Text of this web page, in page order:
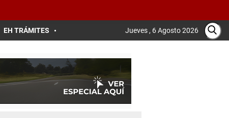
EH TRÁMITES Jueves , 6 Agosto 2026